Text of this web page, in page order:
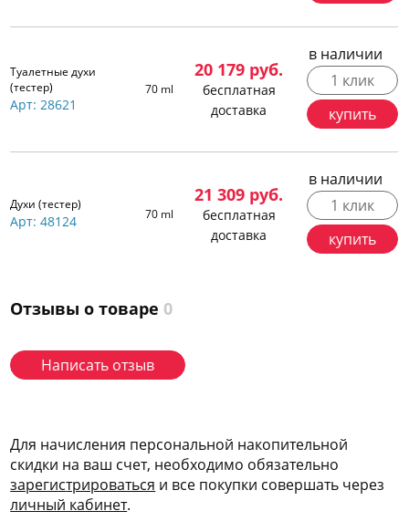
Туалетные духи
(тестер)
Арт: 28621
70 ml
20 179 руб.
бесплатная
доставка
в наличии
1 клик
купить
Духи (тестер)
Арт: 48124 70 ml
21 309 руб.
бесплатная
доставка
в наличии
1 клик
купить
Отзывы о товаре 0
Написать отзыв
Для начисления персональной накопительной
скидки на ваш счет, необходимо обязательно
зарегистрироваться и все покупки совершать через
личный кабинет.